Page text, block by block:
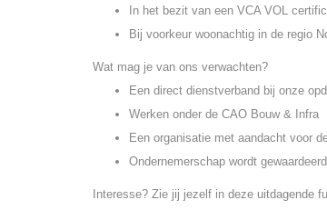
In het bezit van een VCA VOL
Bij voorkeur woonachtig in de regio
Wat mag je van ons verwachten?
Een direct dienstverband bij onze
Werken onder de CAO Bouw & Infra
Een organisatie met aandacht voor
Ondernemerschap wordt
Interesse? Zie jij jezelf in deze uitdagende